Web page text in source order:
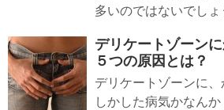
多いのではないでし
デリケートゾーン
５つの原因とは？
デリケートゾーンに
しかした病気かなん